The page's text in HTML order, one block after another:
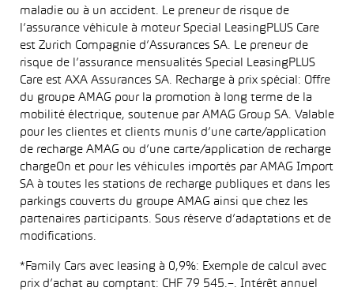
maladie ou à un accident. Le preneur de risque de
l’assurance véhicule à moteur Special LeasingPLUS Care
est Zurich Compagnie d’Assurances SA. Le preneur de
risque de l’assurance mensualités Special LeasingPLUS
Care est AXA Assurances SA. Recharge à prix spécial: Offre
du groupe AMAG pour la promotion à long terme de la
mobilité électrique, soutenue par AMAG Group SA. Valable
pour les clientes et clients munis d’une carte/application
de recharge AMAG ou d’une carte/application de recharge
chargeOn et pour les véhicules importés par AMAG Import
SA à toutes les stations de recharge publiques et dans les
parkings couverts du groupe AMAG ainsi que chez les
partenaires participants. Sous réserve d’adaptations et de
modifications.
*Family Cars avec leasing à 0,9%: Exemple de calcul avec
prix d’achat au comptant: CHF 79 545.–. Intérêt annuel